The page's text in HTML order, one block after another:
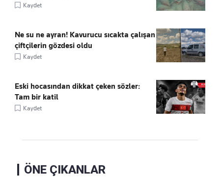
Kaydet
Ne su ne ayran! Kavurucu sıcakta çalışan
çiftçilerin gözdesi oldu
Kaydet
Eski hocasından dikkat çeken sözler:
Tam bir katil
Kaydet
ÖNE ÇIKANLAR